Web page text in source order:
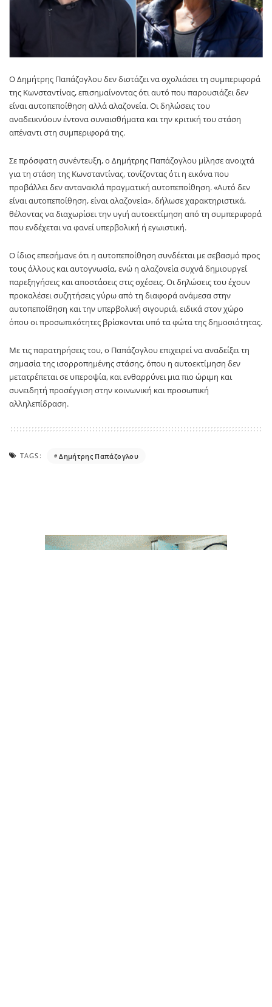
Ο Δημήτρης Παπάζογλου δεν διστάζει να σχολιάσει τη συμπεριφορά
της Κωνσταντίνας, επισημαίνοντας ότι αυτό που παρουσιάζει δεν
είναι αυτοπεποίθηση αλλά αλαζονεία. Οι δηλώσεις του
αναδεικνύουν έντονα συναισθήματα και την κριτική του στάση
απέναντι στη συμπεριφορά της.
Σε πρόσφατη συνέντευξη, ο Δημήτρης Παπάζογλου μίλησε ανοιχτά
για τη στάση της Κωνσταντίνας, τονίζοντας ότι η εικόνα που
προβάλλει δεν αντανακλά πραγματική αυτοπεποίθηση. «Αυτό δεν
είναι αυτοπεποίθηση, είναι αλαζονεία», δήλωσε χαρακτηριστικά,
θέλοντας να διαχωρίσει την υγιή αυτοεκτίμηση από τη συμπεριφορά
που ενδέχεται να φανεί υπερβολική ή εγωιστική.
Ο ίδιος επεσήμανε ότι η αυτοπεποίθηση συνδέεται με σεβασμό προς
τους άλλους και αυτογνωσία, ενώ η αλαζονεία συχνά δημιουργεί
παρεξηγήσεις και αποστάσεις στις σχέσεις. Οι δηλώσεις του έχουν
προκαλέσει συζητήσεις γύρω από τη διαφορά ανάμεσα στην
αυτοπεποίθηση και την υπερβολική σιγουριά, ειδικά στον χώρο
όπου οι προσωπικότητες βρίσκονται υπό τα φώτα της δημοσιότητας.
Με τις παρατηρήσεις του, ο Παπάζογλου επιχειρεί να αναδείξει τη
σημασία της ισορροπημένης στάσης, όπου η αυτοεκτίμηση δεν
μετατρέπεται σε υπεροψία, και ενθαρρύνει μια πιο ώριμη και
συνειδητή προσέγγιση στην κοινωνική και προσωπική
αλληλεπίδραση.
TAGS: Δημήτρης Παπάζογλου